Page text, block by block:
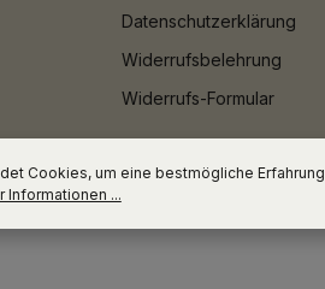
Datenschutzerklärung
Widerrufsbelehrung
Widerrufs-Formular
Cookies, um eine bestmögliche Erfahrung
Informationen ...